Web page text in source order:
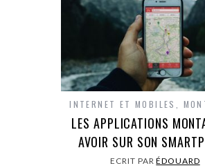
INTERNET ET MOBILES
LES APPLICATIONS
AVOIR SUR SON
ECRIT PARÉDOUARD